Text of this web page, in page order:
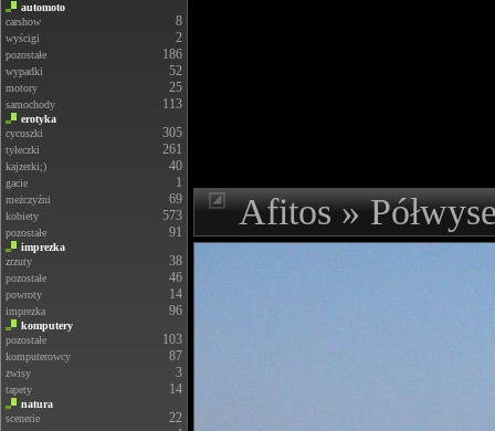
automoto
carshow
8
wyścigi 2
pozostałe 186
wypadki 52
motory 25
samochody 113
erotyka
cycuszki
305
tyłeczki 261
kajzerki;) 40
gacie 1
meżczyźni 69
kobiety 573
pozostałe 91
imprezka
zrzuty
38
pozostałe 46
powroty 14
imprezka 96
komputery
pozostałe
103
komputerowcy 87
zwisy 3
tapety 14
natura
scenerie
22
Afitos »